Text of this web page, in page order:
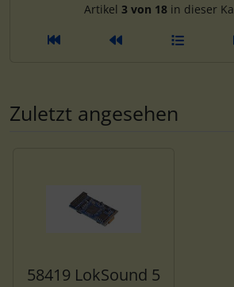
Artikel 3 von 18 in dieser
Zuletzt angesehen
58419 LokSound 5